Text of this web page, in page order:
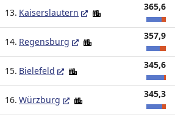
13. Kaiserslautern
365,6
14. Regensburg
357,9
15. Bielefeld
345,6
16. Würzburg
345,3